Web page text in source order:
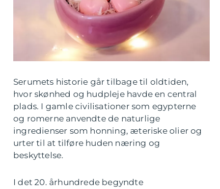
Serumets historie går tilbage til oldtiden,
hvor skønhed og hudpleje havde en central
plads. I gamle civilisationer som egypterne
og romerne anvendte de naturlige
ingredienser som honning, æteriske olier og
urter til at tilføre huden næring og
beskyttelse.
I det 20. århundrede begyndte